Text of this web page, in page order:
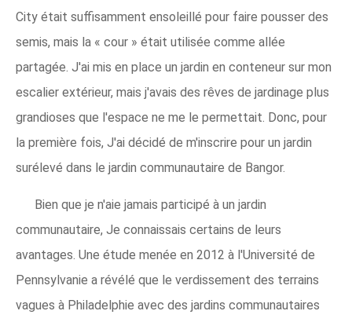
City était suffisamment ensoleillé pour faire pousser des
semis, mais la « cour » était utilisée comme allée
partagée. J'ai mis en place un jardin en conteneur sur mon
escalier extérieur, mais j'avais des rêves de jardinage plus
grandioses que l'espace ne me le permettait. Donc, pour
la première fois, J'ai décidé de m'inscrire pour un jardin
surélevé dans le jardin communautaire de Bangor.
Bien que je n'aie jamais participé à un jardin
communautaire, Je connaissais certains de leurs
avantages. Une étude menée en 2012 à l'Université de
Pennsylvanie a révélé que le verdissement des terrains
vagues à Philadelphie avec des jardins communautaires